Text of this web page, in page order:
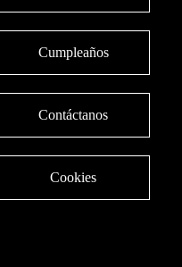
Cumpleaños
Contáctanos
Cookies